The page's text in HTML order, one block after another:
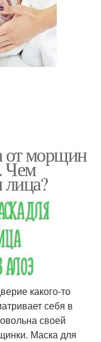
от морщин
Чем
лица?
какого-то
себя в
своей
Маска для